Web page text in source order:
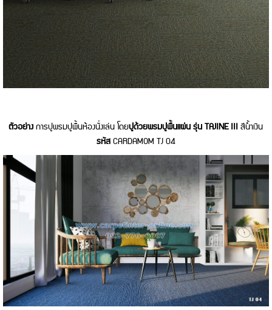
ตัวอย่างการปูพรมปูพื้นห้องนั่งเล่น โดยปูด้วยพรมปูพื้นแผ่นรุ่นTAJINE IIIสีน้ำเงิน
รหัสCARDAMOM TJ 04